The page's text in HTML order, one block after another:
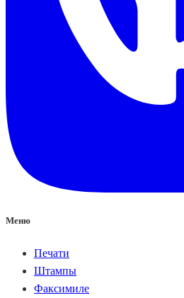
Меню
Печати
Штампы
Факсимиле